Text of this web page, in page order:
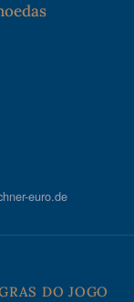
euro.de
DO JOGO